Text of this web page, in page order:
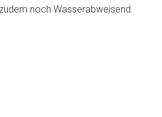
noch Wasserabweisend.